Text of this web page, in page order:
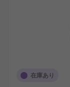
在庫あり